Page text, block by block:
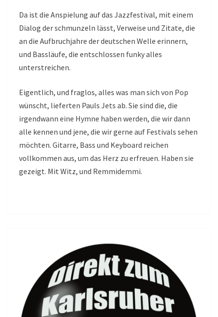
Da ist die Anspielung auf das Jazzfestival, mit einem
Dialog der schmunzeln lässt, Verweise und Zitate, die
an die Aufbruchjahre der deutschen Welle erinnern,
und Bassläufe, die entschlossen funky alles
unterstreichen.
Eigentlich, und fraglos, alles was man sich von Pop
wünscht, lieferten Pauls Jets ab. Sie sind die, die
irgendwann eine Hymne haben werden, die wir dann
alle kennen und jene, die wir gerne auf Festivals sehen
möchten. Gitarre, Bass und Keyboard reichen
vollkommen aus, um das Herz zu erfreuen. Haben sie
gezeigt. Mit Witz, und Remmidemmi.